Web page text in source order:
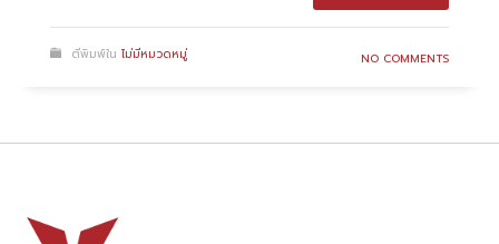
ตีพิมพ์ใน ไม่มีหมวดหมู่ NO COMMENTS